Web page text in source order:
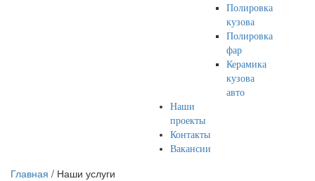
Полировка
кузова
Полировка
фар
Керамика
кузова
авто
Наши
проекты
Контакты
Вакансии
Главная / Наши услуги